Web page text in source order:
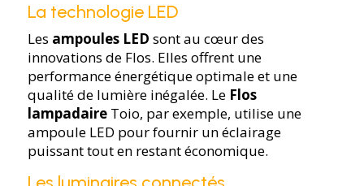
La technologie LED
Les ampoules LED sont au cœur des
innovations de Flos. Elles offrent une
performance énergétique optimale et une
qualité de lumière inégalée. Le Flos
lampadaireToio, par exemple, utilise une
ampoule LED pour fournir un éclairage
puissant tout en restant économique.